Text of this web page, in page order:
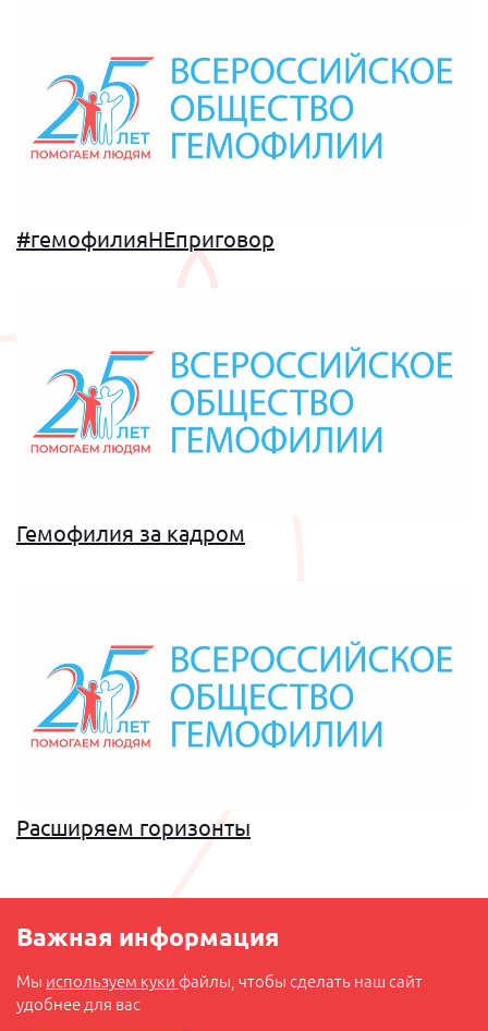
#гемофилияНЕприговор
Гемофилия за кадром
Расширяем горизонты
Важная информация
Мы используем куки файлы, чтобы сделать наш сайт
удобнее для вас